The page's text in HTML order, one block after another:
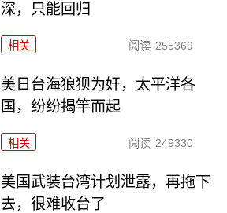
深，只能回归
相关 阅读 255369
美日台海狼狈为奸，太平洋各
国，纷纷揭竿而起
相关 阅读 249330
美国武装台湾计划泄露，再拖下
去，很难收台了